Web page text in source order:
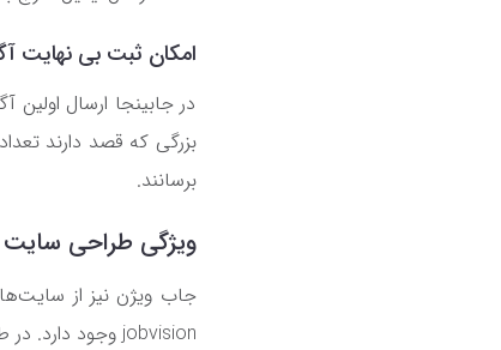
امکان ثبت بی نهایت
در جابینجا ارسال
بزرگی که قصد دارند
برسانند.
ویژگی طراحی سایت
jobvision وجود دارد. در طراحی سایت کاریابی جاب ویژن امکانات منحصر به فردی در نظر گرفته شده است.